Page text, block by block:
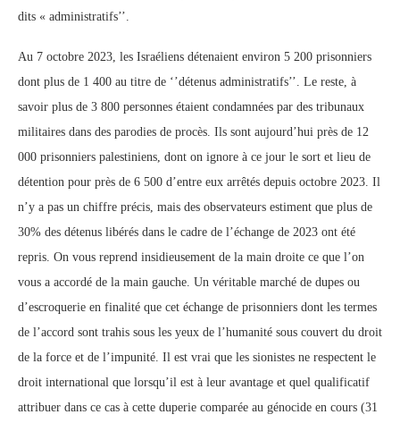
dits « administratifs’’.
Au 7 octobre 2023, les Israéliens détenaient environ 5 200 prisonniers
dont plus de 1 400 au titre de ‘’détenus administratifs’’. Le reste, à
savoir plus de 3 800 personnes étaient condamnées par des tribunaux
militaires dans des parodies de procès. Ils sont aujourd’hui près de 12
000 prisonniers palestiniens, dont on ignore à ce jour le sort et lieu de
détention pour près de 6 500 d’entre eux arrêtés depuis octobre 2023. Il
n’y a pas un chiffre précis, mais des observateurs estiment que plus de
30% des détenus libérés dans le cadre de l’échange de 2023 ont été
repris. On vous reprend insidieusement de la main droite ce que l’on
vous a accordé de la main gauche. Un véritable marché de dupes ou
d’escroquerie en finalité que cet échange de prisonniers dont les termes
de l’accord sont trahis sous les yeux de l’humanité sous couvert du droit
de la force et de l’impunité. Il est vrai que les sionistes ne respectent le
droit international que lorsqu’il est à leur avantage et quel qualificatif
attribuer dans ce cas à cette duperie comparée au génocide en cours (31